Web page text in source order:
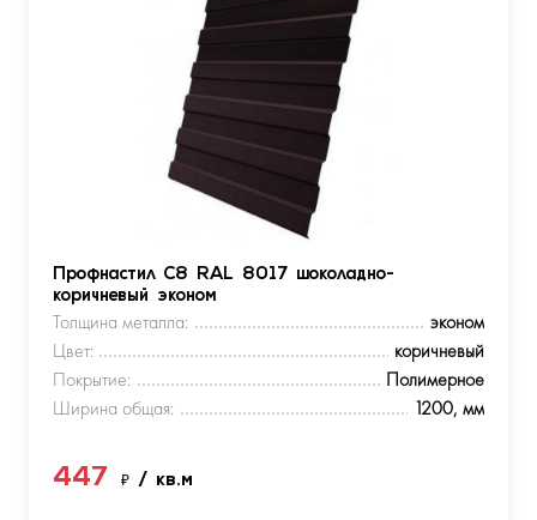
Профнастил С8 RAL 8017 шоколадно-
коричневый эконом
Толщина металла:
эконом
Цвет:
коричневый
Покрытие:
Полимерное
Ширина общая:
1200, мм
447 ₽ / кв.м